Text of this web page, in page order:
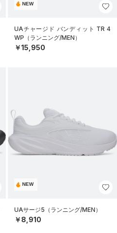
NEW
UAチャージド バンディット TR 4
WP（ランニング/MEN）
￥15,950
NEW
UAサージ5（ランニング/MEN）
￥8,910